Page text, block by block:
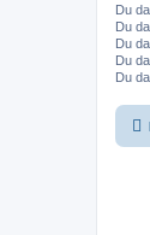
Du
Du
Du
Du
Du